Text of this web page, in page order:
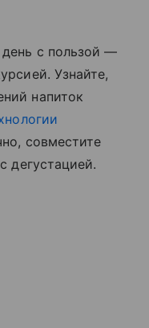
день с пользой —
Узнайте,
напиток
совместите
дегустацией.